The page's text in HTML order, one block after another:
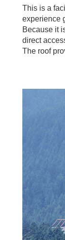
This is a
experience
Because it
direct
The roof